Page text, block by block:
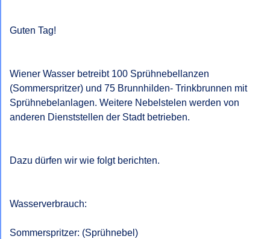
Guten Tag!
Wiener Wasser betreibt 100 Sprühnebellanzen
(Sommerspritzer) und 75 Brunnhilden- Trinkbrunnen mit
Sprühnebelanlagen. Weitere Nebelstelen werden von
anderen Dienststellen der Stadt betrieben.
Dazu dürfen wir wie folgt berichten.
Wasserverbrauch:
Sommerspritzer: (Sprühnebel)